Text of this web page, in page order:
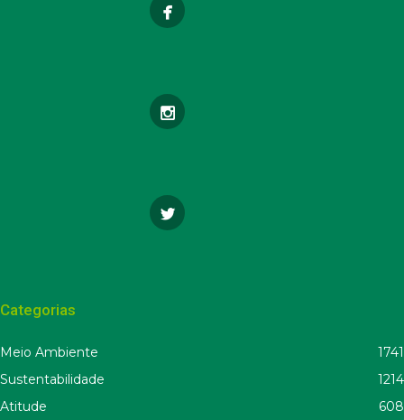
Categorias
Meio Ambiente
1741
Sustentabilidade
1214
Atitude
608